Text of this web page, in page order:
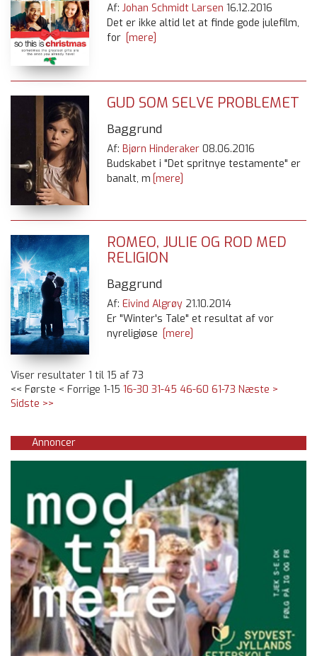
Af: Johan Schmidt Larsen 16.12.2016
Det er ikke altid let at finde gode julefilm,
for [mere]
GUD SOM SELVE PROBLEMET
Baggrund
Af: Bjørn Hinderaker 08.06.2016
Budskabet i "Det spritnye testamente" er
banalt, m [mere]
ROMEO, JULIE OG ROD MED
RELIGION
Baggrund
Af: Eivind Algrøy 21.10.2014
Er "Winter's Tale" et resultat af vor
nyreligiøse [mere]
Viser resultater 1 til 15 af 73
<< Første < Forrige 1-15 16-30 31-45 46-60 61-73 Næste >
Sidste >>
Annoncer